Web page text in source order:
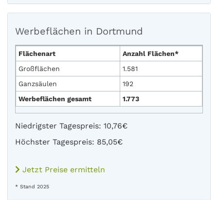
Werbeflächen in Dortmund
Flächenart
Anzahl Flächen*
Großflächen
1.581
Ganzsäulen
192
Werbeflächen gesamt
1.773
Niedrigster Tagespreis: 10,76€
Höchster Tagespreis: 85,05€
Jetzt Preise ermitteln
* Stand 2025